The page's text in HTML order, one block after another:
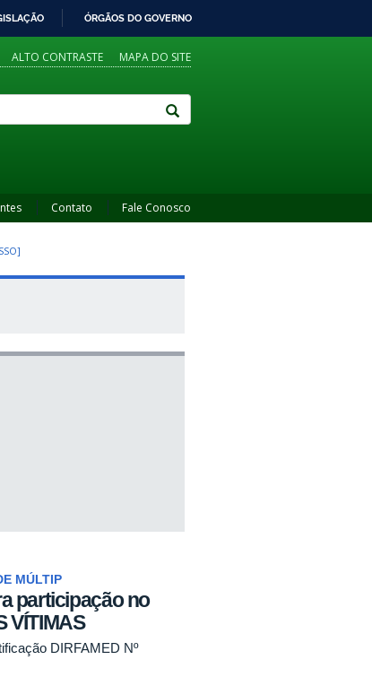
ÓRGÃOS DO GOVERNO
ALTO CONTRASTE MAPA DO SITE
Contato Fale Conosco
MÚLTIP
participação no
VÍTIMAS
DIRFAMED Nº